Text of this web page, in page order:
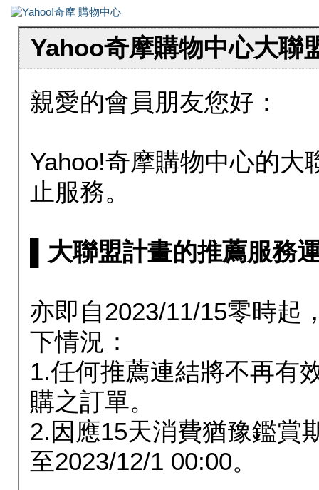
Yahoo奇摩購物中心大聯
親愛的會員朋友您好：
Yahoo!奇摩購物中心的大
止服務。
▌大聯盟計畫的推薦服務
亦即自2023/11/15零時起
下情況：
1.任何推薦連結將不再有
購之訂單。
2.因應15天消費猶豫鑑賞
至2023/12/1 00:00。